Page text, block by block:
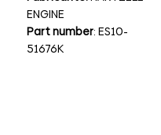
ENGINE
Part number: ES10-
51676K